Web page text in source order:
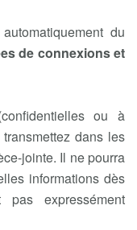
du
de connexions et
ou à
dans les
jointe. Il ne pourra
informations dès
expressément